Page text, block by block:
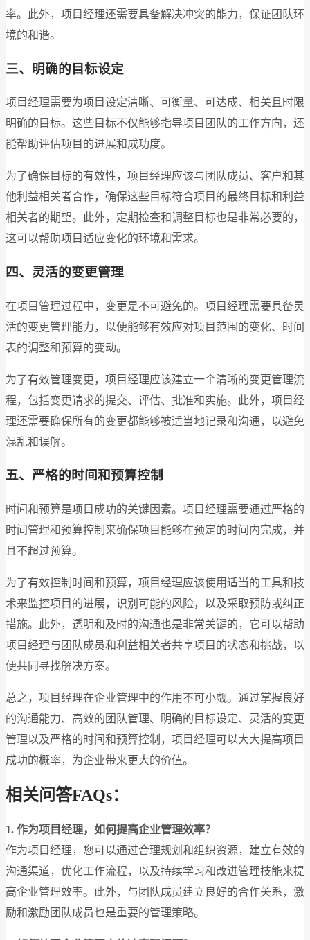
率。此外，项目经理还需要具备解决冲突的能力，保证团队环
境的和谐。
三、明确的目标设定
项目经理需要为项目设定清晰、可衡量、可达成、相关且时限
明确的目标。这些目标不仅能够指导项目团队的工作方向，还
能帮助评估项目的进展和成功度。
为了确保目标的有效性，项目经理应该与团队成员、客户和其
他利益相关者合作，确保这些目标符合项目的最终目标和利益
相关者的期望。此外，定期检查和调整目标也是非常必要的，
这可以帮助项目适应变化的环境和需求。
四、灵活的变更管理
在项目管理过程中，变更是不可避免的。项目经理需要具备灵
活的变更管理能力，以便能够有效应对项目范围的变化、时间
表的调整和预算的变动。
为了有效管理变更，项目经理应该建立一个清晰的变更管理流
程，包括变更请求的提交、评估、批准和实施。此外，项目经
理还需要确保所有的变更都能够被适当地记录和沟通，以避免
混乱和误解。
五、严格的时间和预算控制
时间和预算是项目成功的关键因素。项目经理需要通过严格的
时间管理和预算控制来确保项目能够在预定的时间内完成，并
且不超过预算。
为了有效控制时间和预算，项目经理应该使用适当的工具和技
术来监控项目的进展，识别可能的风险，以及采取预防或纠正
措施。此外，透明和及时的沟通也是非常关键的，它可以帮助
项目经理与团队成员和利益相关者共享项目的状态和挑战，以
便共同寻找解决方案。
总之，项目经理在企业管理中的作用不可小觑。通过掌握良好
的沟通能力、高效的团队管理、明确的目标设定、灵活的变更
管理以及严格的时间和预算控制，项目经理可以大大提高项目
成功的概率，为企业带来更大的价值。
相关问答FAQs：
1. 作为项目经理，如何提高企业管理效率？
作为项目经理，您可以通过合理规划和组织资源，建立有效的
沟通渠道，优化工作流程，以及持续学习和改进管理技能来提
高企业管理效率。此外，与团队成员建立良好的合作关系，激
励和激励团队成员也是重要的管理策略。